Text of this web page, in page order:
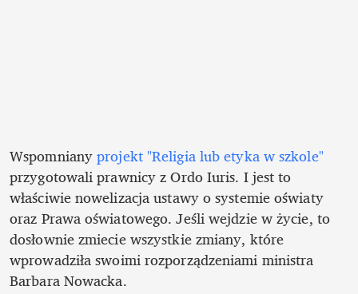
Wspomniany projekt "Religia lub etyka w szkole"
przygotowali prawnicy z Ordo Iuris. I jest to
właściwie nowelizacja ustawy o systemie oświaty
oraz Prawa oświatowego. Jeśli wejdzie w życie, to
dosłownie zmiecie wszystkie zmiany, które
wprowadziła swoimi rozporządzeniami ministra
Barbara Nowacka.